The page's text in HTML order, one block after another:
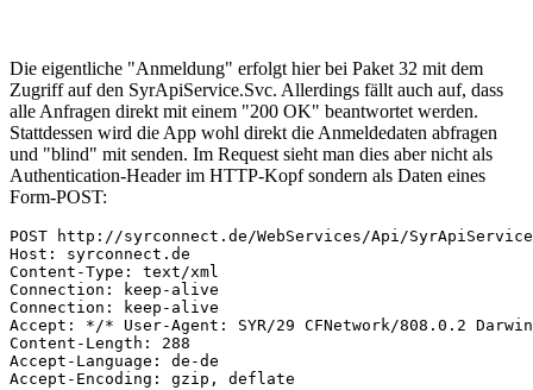
Die eigentliche "Anmeldung" erfolgt hier bei Paket 32 mit dem
Zugriff auf den SyrApiService.Svc. Allerdings fällt auch auf, dass
alle Anfragen direkt mit einem "200 OK" beantwortet werden.
Stattdessen wird die App wohl direkt die Anmeldedaten abfragen
und "blind" mit senden. Im Request sieht man dies aber nicht als
Authentication-Header im HTTP-Kopf sondern als Daten eines
Form-POST:
POST http://syrconnect.de/WebServices/Api/
Host: syrconnect.de
Content-Type: text/xml
Connection: keep-alive
Connection: keep-alive
Accept: */* User-Agent: SYR/29 CFNetwork/808.0.2
Content-Length: 288
Accept-Language: de-de
Accept-Encoding: gzip, deflate